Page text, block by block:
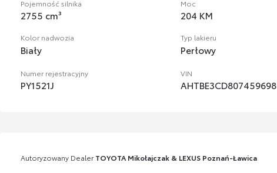
Pojemność silnika
2755 cm³
Moc
204 KM
Kolor nadwozia
Biały
Typ lakieru
Perłowy
Numer rejestracyjny
PY1521J
VIN
AHTBE3CD807459698
Autoryzowany DealerTOYOTA Mikołajczak & LEXUS Poznań-Ławica